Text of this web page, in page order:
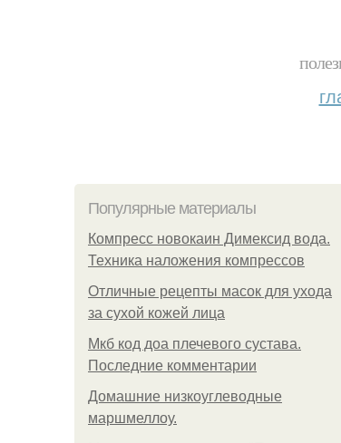
Популярные материалы
Компресс новокаин Димексид вода.
Техника наложения компрессов
Отличные рецепты масок для ухода
за сухой кожей лица
Мкб код доа плечевого сустава.
Последние комментарии
Домашние низкоуглеводные
маршмеллоу.